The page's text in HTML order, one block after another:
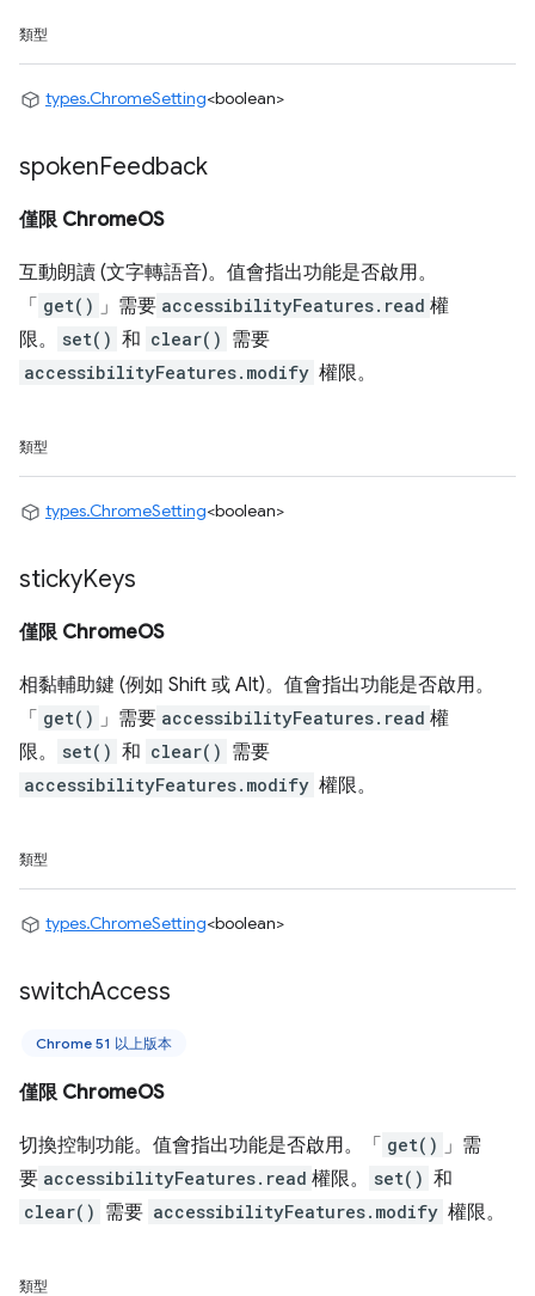
類型
types.ChromeSetting<boolean>
spokenFeedback
僅限 ChromeOS
互動朗讀 (文字轉語音)。值會指出功能是否啟用。
「 get() 」需要 accessibilityFeatures.read 權
限。
set() 和 clear() 需要
accessibilityFeatures.modify 權限。
類型
types.ChromeSetting<boolean>
stickyKeys
僅限 ChromeOS
相黏輔助鍵 (例如 Shift 或 Alt)。值會指出功能是否啟用。
「 get() 」需要 accessibilityFeatures.read 權
限。
set() 和 clear() 需要
accessibilityFeatures.modify 權限。
類型
types.ChromeSetting<boolean>
switchAccess
Chrome 51 以上版本
僅限 ChromeOS
切換控制功能。值會指出功能是否啟用。「 get() 」需
要 accessibilityFeatures.read 權限。 set() 和
clear() 需要 accessibilityFeatures.modify 權限。
類型